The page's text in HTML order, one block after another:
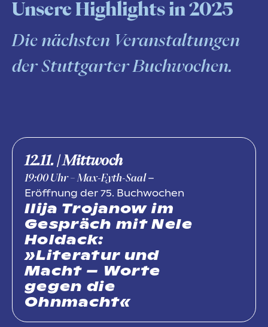
Unsere Highlights in 2025
Die nächsten Veranstaltungen
der Stuttgarter Buchwochen.
12.11. | Mittwoch
19:00 Uhr– Max-Eyth-Saal –
Eröffnung der 75. Buchwochen
Ilija Trojanow im
Gespräch mit Nele
Holdack:
»Literatur und
Macht – Worte
gegen die
Ohnmacht«